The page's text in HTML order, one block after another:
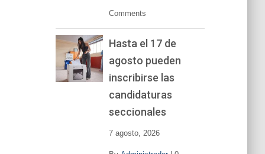
Comments
Hasta el 17 de
agosto pueden
inscribirse las
candidaturas
seccionales
7 agosto, 2026